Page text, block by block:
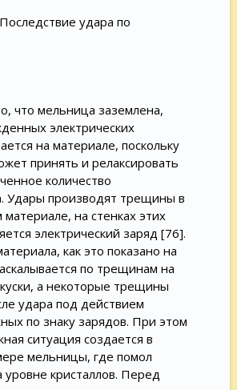
удара по
что мельница заземлена,
электрических
на материале, поскольку
принять и релаксировать
количество
Удары производят трещины в
на стенках этих
электрический заряд [76].
как это показано на
по трещинам на
а некоторые трещины
удара под действием
по знаку зарядов. При этом
ситуация создается в
мельницы, где помол
уровне кристаллов. Перед